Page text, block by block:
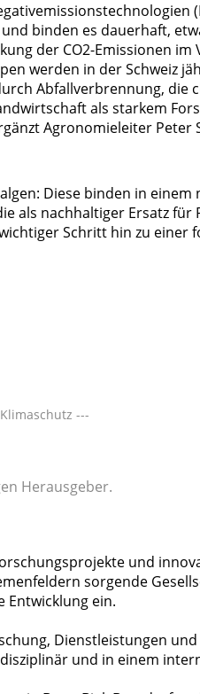
binden es dauerhaft,
der CO2-Emissionen im
werden in der Schweiz
Abfallverbrennung, die
als starkem
Agronomieleiter Peter
Diese binden in einem
als nachhaltiger Ersatz für
Schritt hin zu einer
---
Herausgeber.
und
sorgende
Entwicklung ein.
Dienstleistungen
und in einem